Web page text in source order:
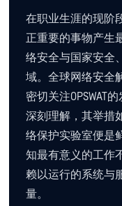
在职业生涯的现阶
正重要的事物产生
络安全与国家安全
域。全球网络安全
密切关注OPSWAT
深刻理解，其举措
络保护实验室便是
知最有意义的工作
赖以运行的系统与
量。